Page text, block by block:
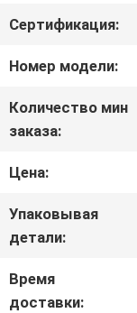
НАС
ПО
ЗАВОДУ
КОНТРОЛЬ
КАЧЕСТВА
Сертификация:
Номер модели:
Количество мин
заказа:
Цена:
Упаковывая
детали:
Время
доставки: